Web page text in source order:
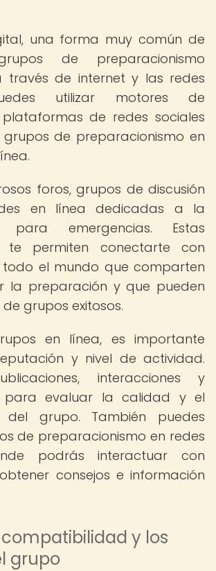
una forma muy común de
de preparacionismo
través de internet y las redes
utilizar motores de
de redes sociales
de preparacionismo en
foros, grupos de discusión
en línea dedicadas a la
para emergencias. Estas
te permiten conectarte con
el mundo que comparten
la preparación y que pueden
grupos exitosos.
en línea, es importante
y nivel de actividad.
interacciones y
para evaluar la calidad y el
del grupo. También puedes
de preparacionismo en redes
podrás interactuar con
consejos e información
y los
grupo